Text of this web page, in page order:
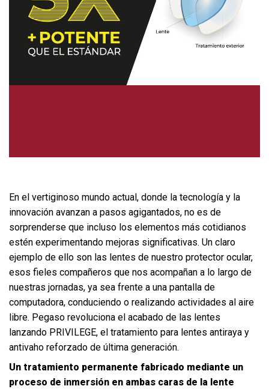
En el vertiginoso mundo actual, donde la tecnología y la
innovación avanzan a pasos agigantados, no es de
sorprenderse que incluso los elementos más cotidianos
estén experimentando mejoras significativas. Un claro
ejemplo de ello son las lentes de nuestro protector ocular,
esos fieles compañeros que nos acompañan a lo largo de
nuestras jornadas, ya sea frente a una pantalla de
computadora, conduciendo o realizando actividades al aire
libre. Pegaso revoluciona el acabado de las lentes
lanzando PRIVILEGE, el tratamiento para lentes antiraya y
antivaho reforzado de última generación.
Un tratamiento permanente fabricado mediante un
proceso de inmersión en ambas caras de la lente